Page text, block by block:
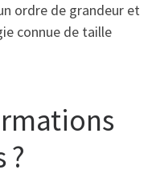
ordre de grandeur et
connue de taille
?